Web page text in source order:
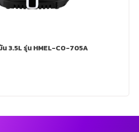
3.5L รุ่น HMEL-CO-705A